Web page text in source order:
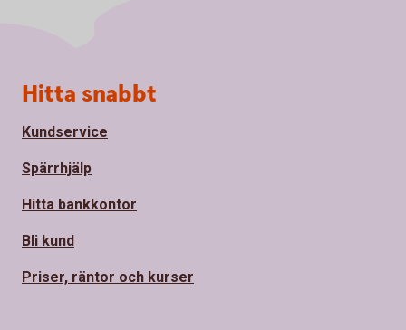
Sidfot
Hitta snabbt
Kundservice
Spärrhjälp
Hitta bankkontor
Bli kund
Priser, räntor och kurser